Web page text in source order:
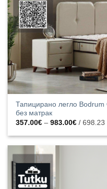
Тапицирано легло
без матрак
357.00€ – 983.00€Price
357.00€
/ 698.23